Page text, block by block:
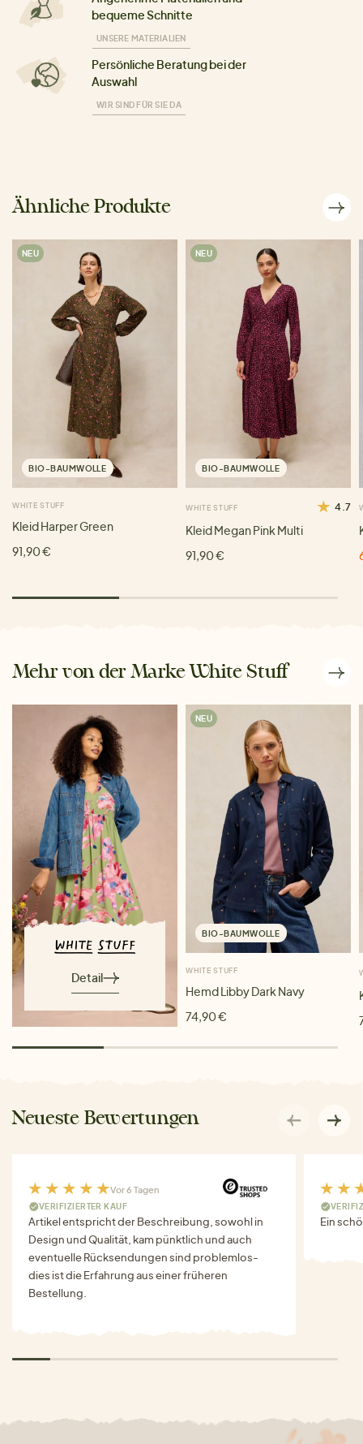
bequeme Schnitte
UNSERE MATERIALIEN
Persönliche Beratung bei der
Auswahl
WIR SIND FÜR SIE DA
Ähnliche Produkte
NEU
BIO-BAUMWOLLE
WHITE STUFF
Kleid Harper Green
91,90 €
NEU
BIO-BAUMWOLLE
WHITE STUFF 4.7
Kleid Megan Pink Multi
91,90 €
Mehr von der Marke White Stuff
Detail
NEU
BIO-BAUMWOLLE
WHITE STUFF
Hemd Libby Dark Navy
74,90 €
Neueste Bewertungen
Vor 6 Tagen
VERIFIZIERTER KAUF
Artikel entspricht der Beschreibung, sowohl in
Design und Qualität, kam pünktlich und auch
eventuelle Rücksendungen sind problemlos-
dies ist die Erfahrung aus einer früheren
Bestellung.
Ein